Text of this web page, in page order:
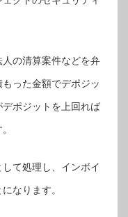
の清算案件などを弁
った金額でデポジッ
デポジットを上回れば
て処理し、インボイ
なります。